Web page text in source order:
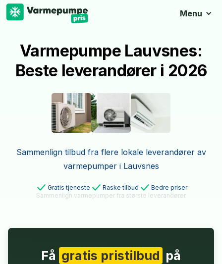
Menu
Varmepumpe Lauvsnes:
Beste leverandører i 2026
Sammenlign tilbud fra flere lokale leverandører av
varmepumper i Lauvsnes
Gratis tjeneste Raske tilbud
Bedre priser
Sammenlign varmepumper fra største leverandører
Få gratis pristilbud på